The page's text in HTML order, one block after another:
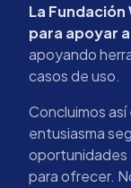
La Fundación
para apoyar
apoyando
casos de uso.
Concluimos
entusiasma
oportunidades
para ofrecer.